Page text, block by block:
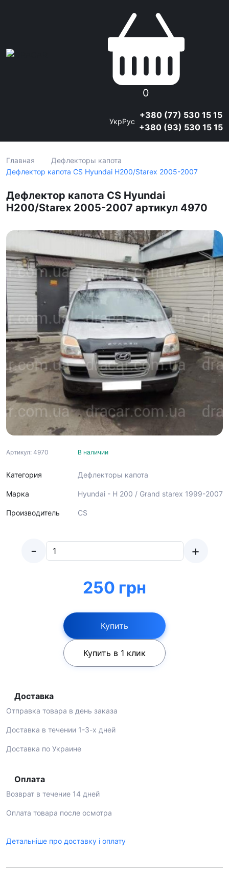
0
УкрРус
+380 (77) 530 15 15
+380 (93) 530 15 15
Главная
Дефлекторы капота
Дефлектор капота CS Hyundai H200/Starex 2005-2007
Дефлектор капота CS Hyundai
H200/Starex 2005-2007 артикул 4970
Артикул: 4970
Категория
Марка
Производитель
В наличии
Дефлекторы капота
Hyundai - H 200 / Grand starex 1999-2007
CS
- +
250 грн
Купить
Купить в 1 клик
Доставка
Отправка товара в день заказа
Доставка в течении 1-3-х дней
Доставка по Украине
Оплата
Возврат в течение 14 дней
Оплата товара после осмотра
Детальніше про доставку і оплату